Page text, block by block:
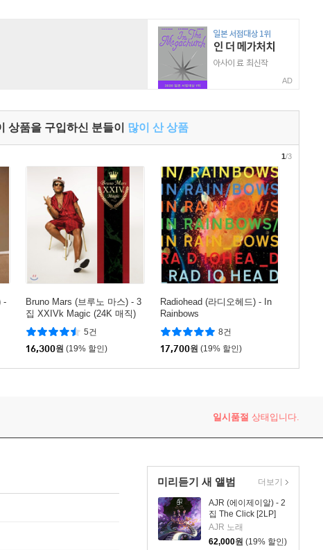
AD
상품을 구입하신 분들이 많이 산 상품
-
Bruno Mars (브루노 마스) - 3
집 XXIVk Magic (24K 매직)
5건
16,300원 (19% 할인)
Radiohead (라디오헤드) - In
Rainbows
8건
17,700원 (19% 할인)
1/3
일시품절 상태입니다.
미리듣기 새 앨범
AJR (에이제이알) - 2
집 The Click [2LP]
AJR 노래
62,000원 (19% 할인)
더보기